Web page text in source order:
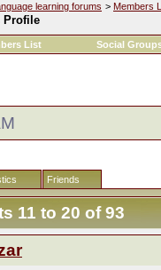
learning forums > Members
Profile
List Social
Friends
11 to20of93